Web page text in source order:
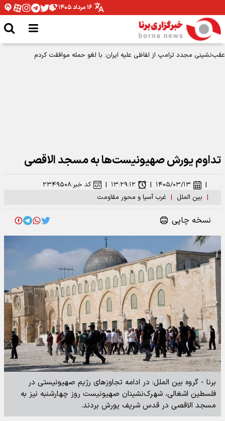
۱۶ مرداد ۱۴۰۵
عقب‌نشینی مجدد ترامپ از لفاظی علیه ایران: با لغو حمله موافقت کردم
تداوم یورش صهیونیست‌ها به مسجد الاقصی
| بین الملل | غرب آسیا و محور مقاومت
| ۱۴۰۵/۰۳/۱۳ | ۱۳:۲۹:۱۲ | کد خبر:۲۳۴۹۵۰۸
نسخه چاپی
برنا - گروه بین الملل: در ادامه تجاوزهای رژیم صهیونیستی در
فلسطین اشغالی، شهرک‌نشینان صهیونیست روز چهارشنبه نیز به
مسجد الاقصی در قدس شریف یورش بردند.